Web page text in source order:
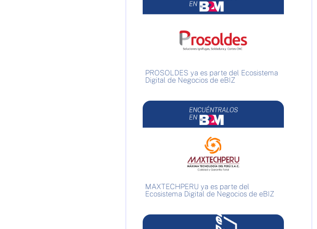
PROSOLDES ya es parte del Ecosistema
Digital de Negocios de eBIZ
MAXTECHPERU ya es parte del
Ecosistema Digital de Negocios de eBIZ